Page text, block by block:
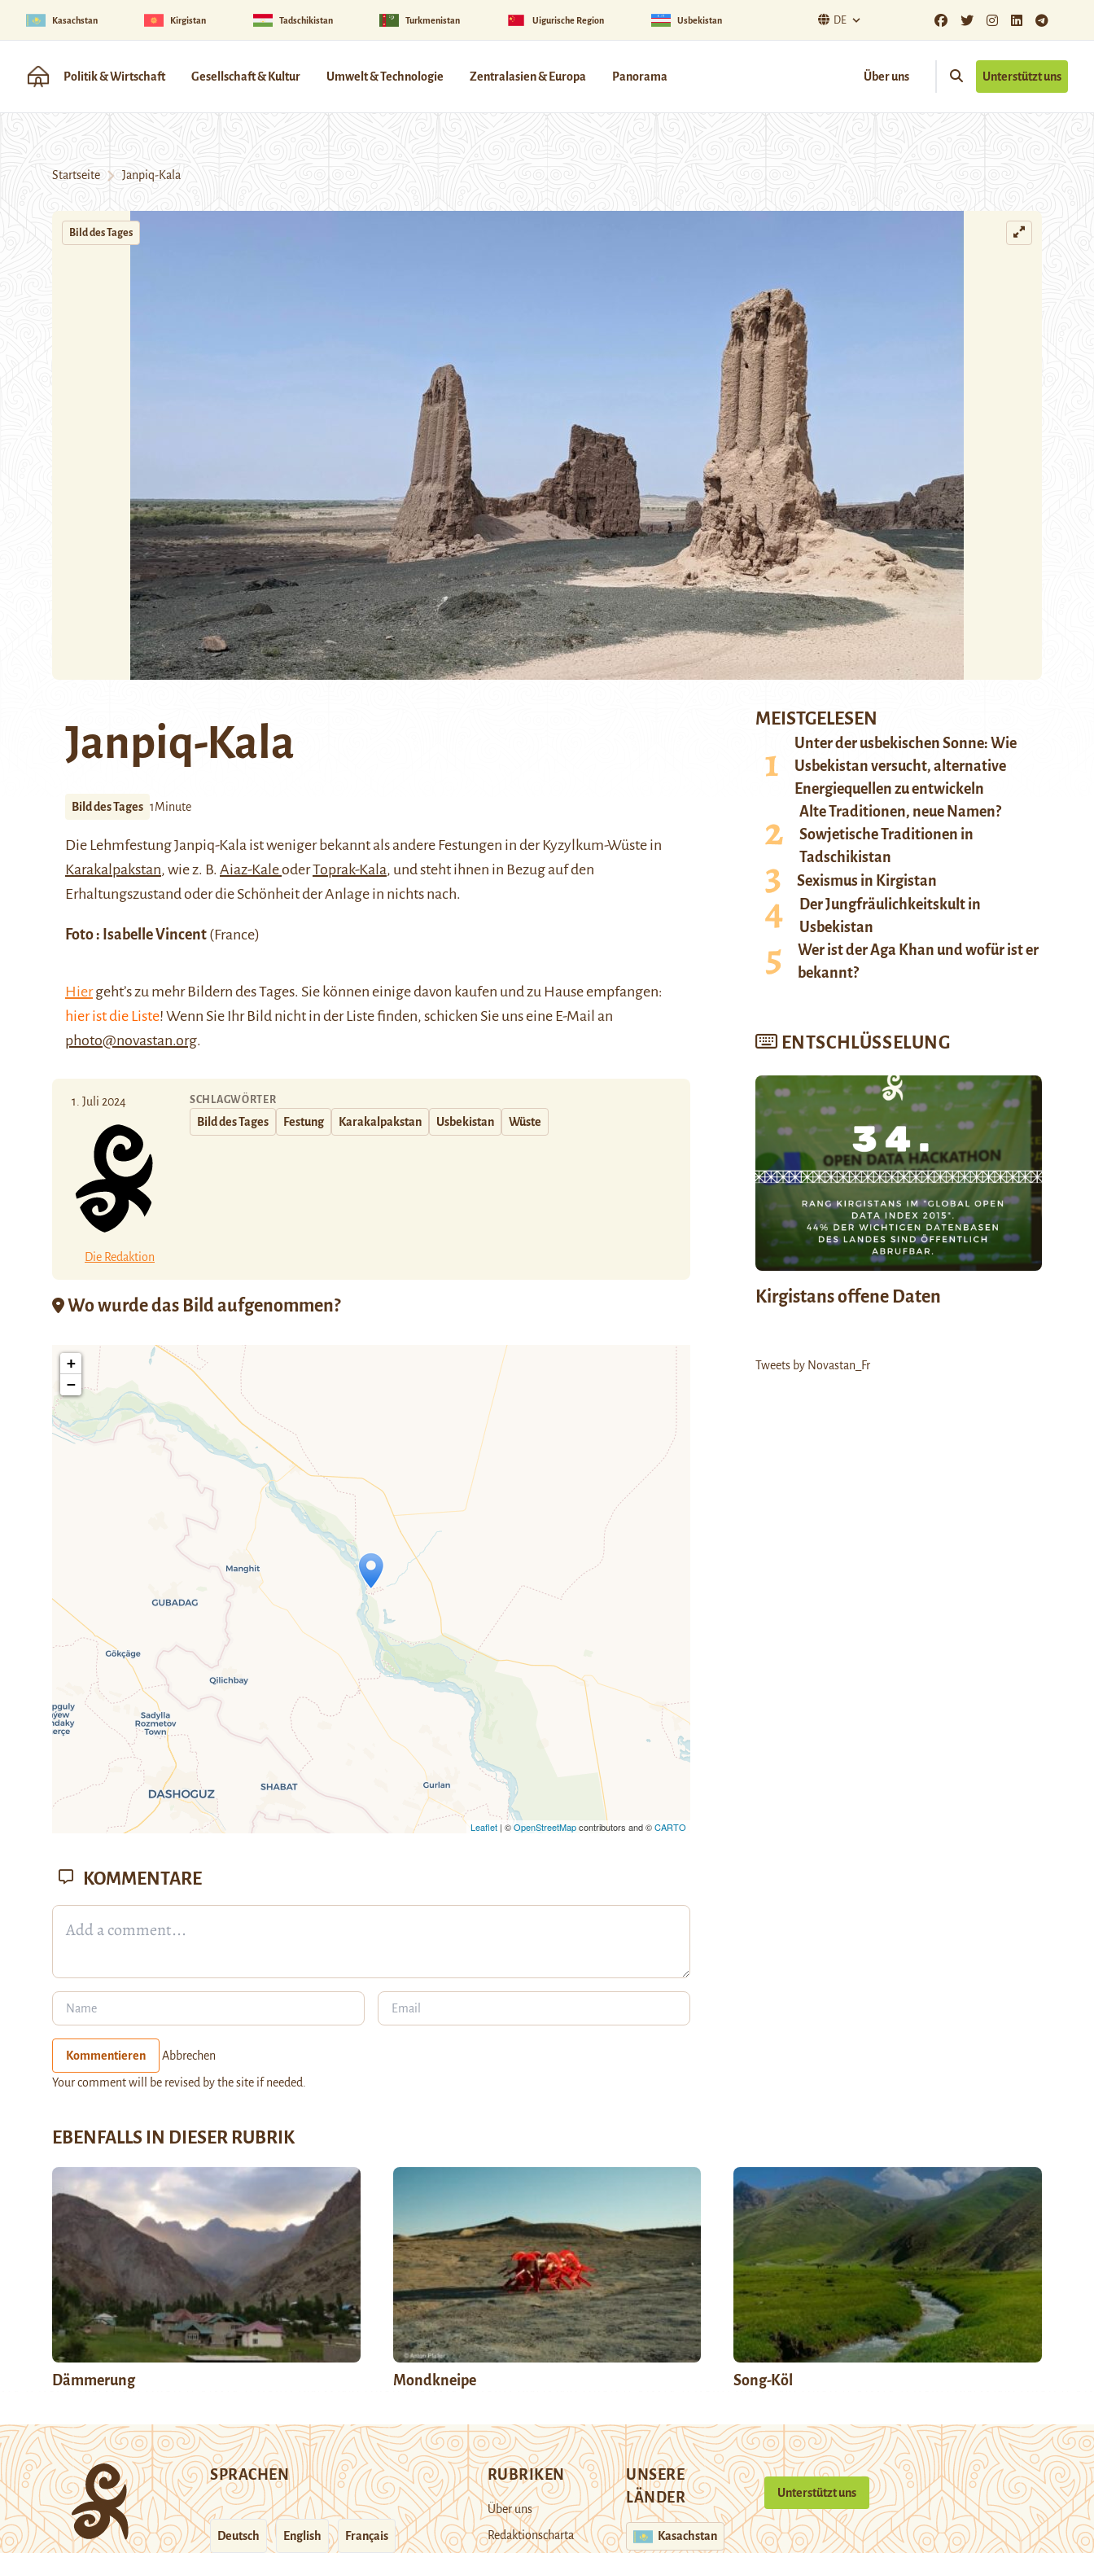
Kasachstan Kirgistan Tadschikistan Turkmenistan Uigurische Region Usbekistan DE
Politik & Wirtschaft Gesellschaft & Kultur Umwelt & Technologie Zentralasien & Europa Panorama Über uns Unterstützt uns
Startseite Janpiq-Kala
Bild des Tages
Janpiq-Kala
Bild des Tages 1Minute
Die Lehmfestung Janpiq-Kala ist weniger bekannt als andere Festungen in der Kyzylkum-Wüste in
Karakalpakstan, wie z. B. Aiaz-KaleoderToprak-Kala, und steht ihnen in Bezug auf den
Erhaltungszustand oder die Schönheit der Anlage in nichts nach.
Foto : Isabelle Vincent (France)
Hiergeht’s zu mehr Bildern des Tages. Sie können einige davon kaufen und zu Hause empfangen:
hier ist die Liste! Wenn Sie Ihr Bild nicht in der Liste finden, schicken Sie uns eine E-Mail an
photo@novastan.org.
1. Juli 2024
Die Redaktion
SCHLAGWÖRTER
Bild des Tages Festung Karakalpakstan Usbekistan Wüste
Wo wurde das Bild aufgenommen?
Travelers' Map wird geladen …
Wenn du dies siehst, nachdem deine Seite vollständig geladen wurde,
fehlen leafletJS-Dateien.
+
−
Leaflet | ©OpenStreetMapcontributors and ©CARTO
MEISTGELESEN
Unter der usbekischen Sonne: Wie
Usbekistan versucht, alternative
Energiequellen zu entwickeln
Alte Traditionen, neue Namen?
Sowjetische Traditionen in
Tadschikistan
Sexismus in Kirgistan
Der Jungfräulichkeitskult in
Usbekistan
Wer ist der Aga Khan und wofür ist er
bekannt?
ENTSCHLÜSSELUNG
Kirgistans offene Daten
Tweets by Novastan_Fr
KOMMENTARE
Kommentieren Abbrechen
Your comment will be revised by the site if needed.
EBENFALLS IN DIESER RUBRIK
Dämmerung Mondkneipe Song-Köl
SPRACHEN
Deutsch English Français
RUBRIKEN
Über uns
Redaktionscharta
UNSERE
LÄNDER
Kasachstan
Unterstützt uns